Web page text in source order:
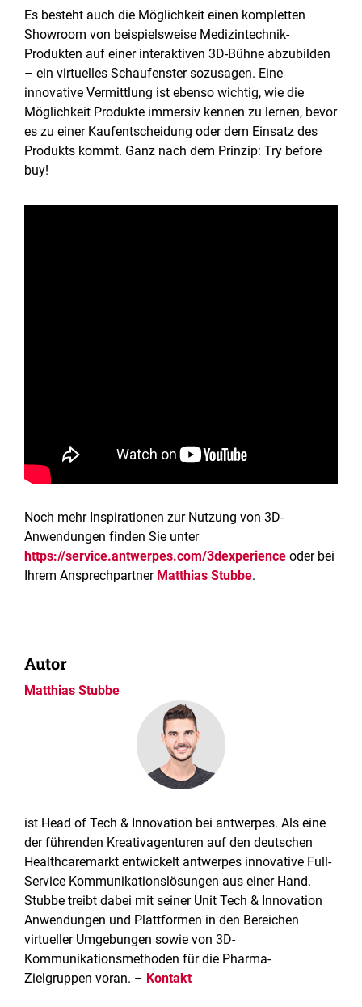
Es besteht auch die Möglichkeit einen kompletten
Showroom von beispielsweise Medizintechnik-
Produkten auf einer interaktiven 3D-Bühne abzubilden
– ein virtuelles Schaufenster sozusagen. Eine
innovative Vermittlung ist ebenso wichtig, wie die
Möglichkeit Produkte immersiv kennen zu lernen, bevor
es zu einer Kaufentscheidung oder dem Einsatz des
Produkts kommt. Ganz nach dem Prinzip: Try before
buy!
Noch mehr Inspirationen zur Nutzung von 3D-
Anwendungen finden Sie unter
https://service.antwerpes.com/3dexperience oder bei
Ihrem Ansprechpartner Matthias Stubbe.
Autor
Matthias Stubbe
ist Head of Tech & Innovation bei antwerpes. Als eine
der führenden Kreativagenturen auf den deutschen
Healthcaremarkt entwickelt antwerpes innovative Full-
Service Kommunikationslösungen aus einer Hand.
Stubbe treibt dabei mit seiner Unit Tech & Innovation
Anwendungen und Plattformen in den Bereichen
virtueller Umgebungen sowie von 3D-
Kommunikationsmethoden für die Pharma-
Zielgruppen voran. – Kontakt